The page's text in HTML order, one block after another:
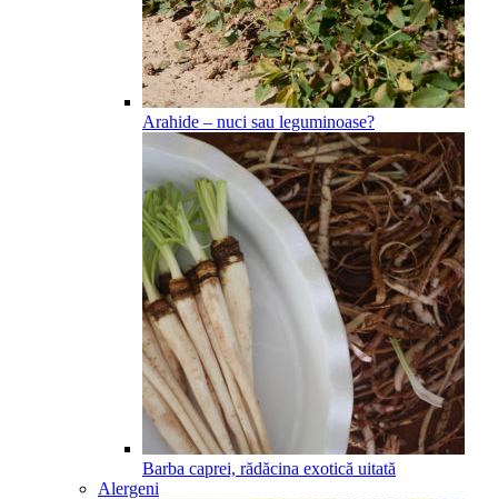
Arahide – nuci sau leguminoase?
Barba caprei, rădăcina exotică uitată
Alergeni